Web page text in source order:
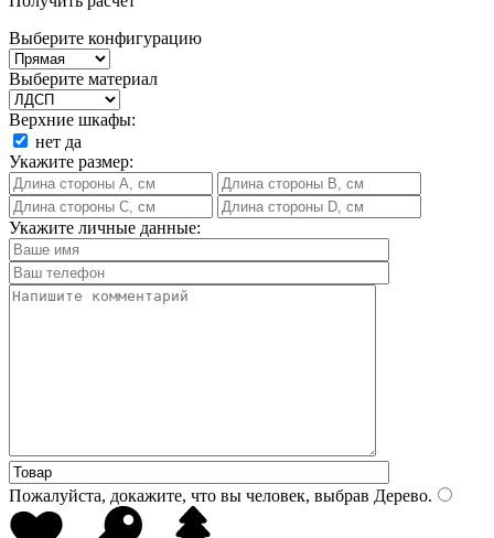
Выберите конфигурацию
Выберите материал
Верхние шкафы:
нет да
Укажите размер:
Укажите личные данные:
Пожалуйста, докажите, что вы человек, выбрав Дерево.